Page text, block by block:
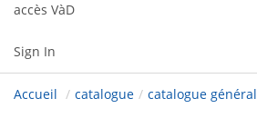
accès VàD
Sign In
Accueil / catalogue / catalogue général